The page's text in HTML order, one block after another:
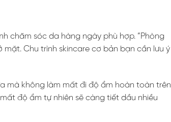
chăm sóc da hàng ngày phù hợp. “Phòng
Chu trình skincare cơ bản bạn cần lưu ý
mà không làm mất đi độ ẩm hoàn toàn trên
độ ẩm tự nhiên sẽ càng tiết dầu nhiều